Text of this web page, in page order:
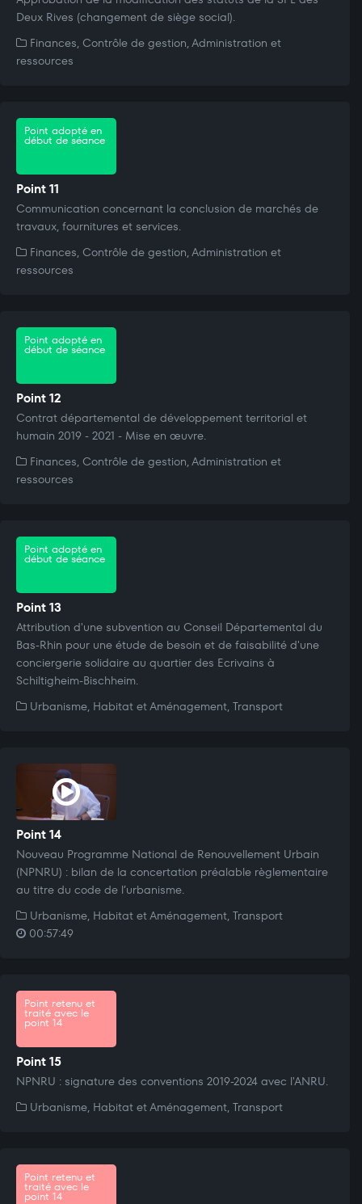
Deux Rives (changement de siège social).
Finances, Contrôle de gestion, Administration et
ressources
Point adopté en
début de séance
Point 11
Communication concernant la conclusion de marchés de
travaux, fournitures et services.
Finances, Contrôle de gestion, Administration et
ressources
Point adopté en
début de séance
Point 12
Contrat départemental de développement territorial et
humain 2019 - 2021 - Mise en œuvre.
Finances, Contrôle de gestion, Administration et
ressources
Point adopté en
début de séance
Point 13
Attribution d'une subvention au Conseil Départemental du
Bas-Rhin pour une étude de besoin et de faisabilité d'une
conciergerie solidaire au quartier des Ecrivains à
Schiltigheim-Bischheim.
Urbanisme, Habitat et Aménagement, Transport
Point 14
Nouveau Programme National de Renouvellement Urbain
(NPNRU) : bilan de la concertation préalable règlementaire
au titre du code de l’urbanisme.
Urbanisme, Habitat et Aménagement, Transport
00:57:49
Point retenu et
traité avec le
point 14
Point 15
NPNRU : signature des conventions 2019-2024 avec l'ANRU.
Urbanisme, Habitat et Aménagement, Transport
Point retenu et
traité avec le
point 14